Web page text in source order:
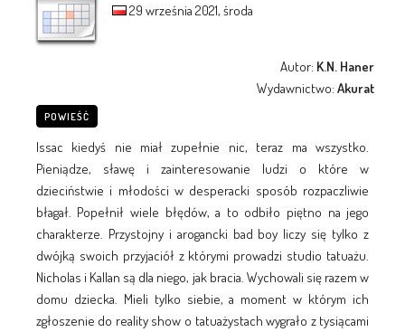
29 września 2021, środa
Autor: K.N. Haner
Wydawnictwo:Akurat
POWIEŚĆ
Issac kiedyś nie miał zupełnie nic, teraz ma wszystko.
Pieniądze, sławę i zainteresowanie ludzi o które w
dzieciństwie i młodości w desperacki sposób rozpaczliwie
błagał. Popełnił wiele błędów, a to odbiło piętno na jego
charakterze. Przystojny i arogancki bad boy liczy się tylko z
dwójką swoich przyjaciół z którymi prowadzi studio tatuażu.
Nicholas i Kallan są dla niego, jak bracia. Wychowali się razem w
domu dziecka. Mieli tylko siebie, a moment w którym ich
zgłoszenie do reality show o tatuażystach wygrało z tysiącami